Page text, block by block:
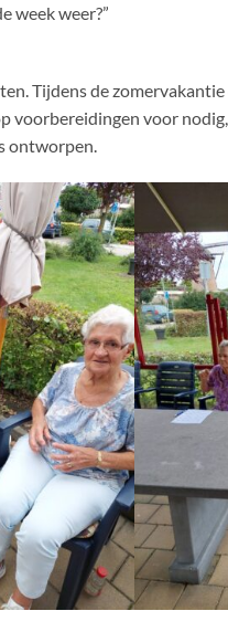
week weer?”
Tijdens de
voorbereidingen voor
ontworpen.